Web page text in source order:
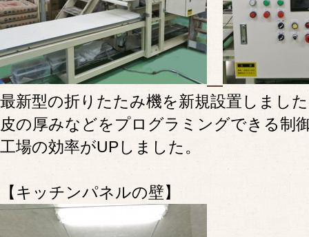
最新型の折りたたみ機を新規設置しまし
皮の厚みなどをプログラミングできる制
工場の効率がUPしました。
【キッチンパネルの壁】